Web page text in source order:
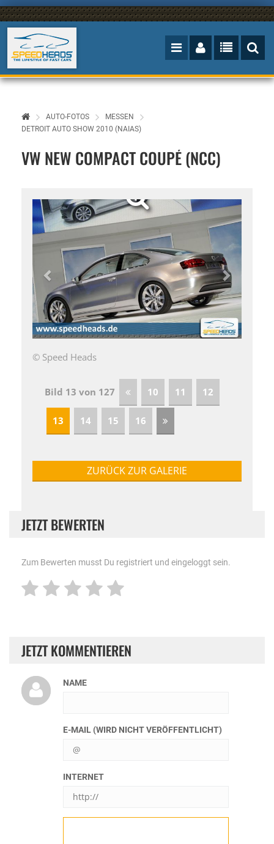
AUTO-FOTOS
MESSEN
DETROIT AUTO SHOW 2010 (NAIAS)
VW NEW COMPACT COUPÉ (NCC)
© Speed Heads
Bild 13 von 127 10 11 12
13 14 15 16
ZURÜCK ZUR GALERIE
JETZT BEWERTEN
Zum Bewerten musst Du registriert und eingeloggt sein.
JETZT KOMMENTIEREN
NAME
E-MAIL (WIRD NICHT VERÖFFENTLICHT)
INTERNET